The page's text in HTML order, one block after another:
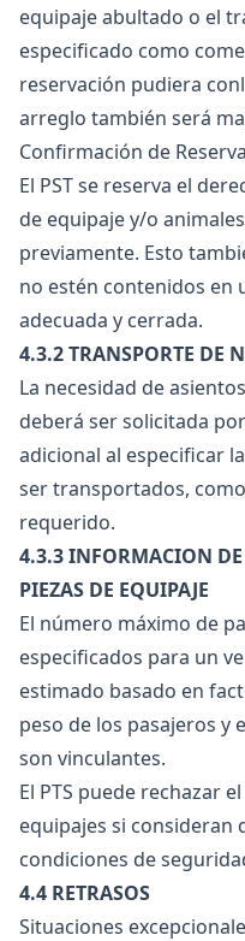
equipaje abultado o el
especificado como
reservación pudiera
arreglo también será
Confirmación de
El PST se reserva el
de equipaje y/o
previamente. Esto
no estén contenidos en
adecuada y cerrada.
4.3.2 TRANSPORTE DE
La necesidad de
deberá ser solicitada
adicional al especificar
ser transportados,
requerido.
4.3.3 INFORMACION DE
PIEZAS DE EQUIPAJE
El número máximo de
especificados para un
estimado basado en
peso de los pasajeros y
son vinculantes.
El PTS puede rechazar
equipajes si consideran
condiciones de
4.4 RETRASOS
Situaciones